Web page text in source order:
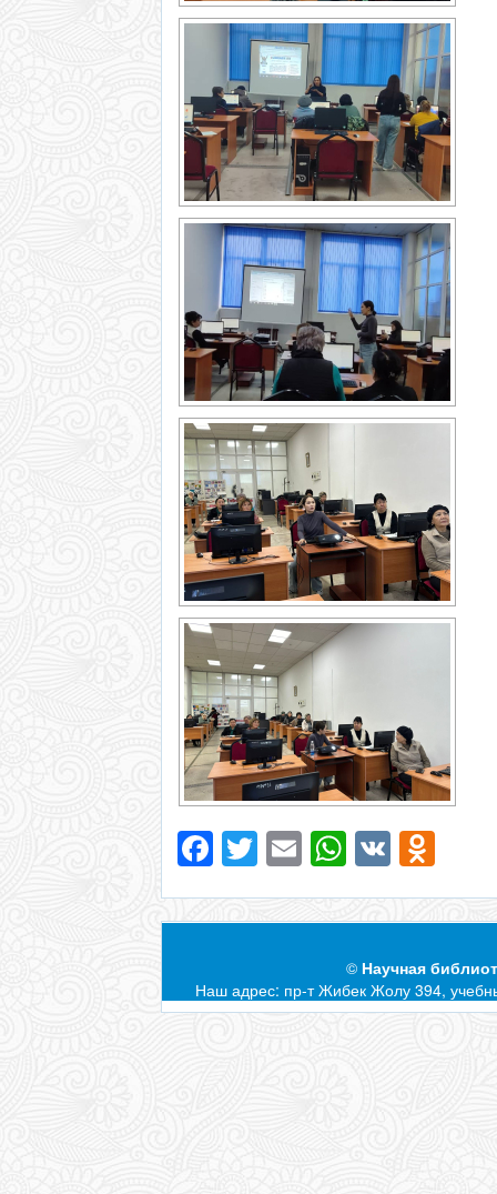
Facebook
Twitter
EmailVK
© Научная
Наш адрес: пр-т Жибек Жолу 394,